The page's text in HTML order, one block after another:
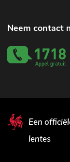
Neem contact
Een
lentes